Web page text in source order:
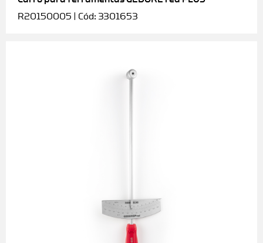
R20150005 | Cód: 3301653